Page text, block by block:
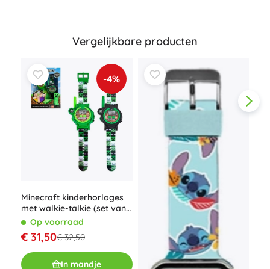
Vergelijkbare producten
-4%
Minecraft kinderhorloges
met walkie-talkie (set van
2) met LED-zaklamp en
kompas
Op voorraad
€ 31,50€ 32,50
In mandje